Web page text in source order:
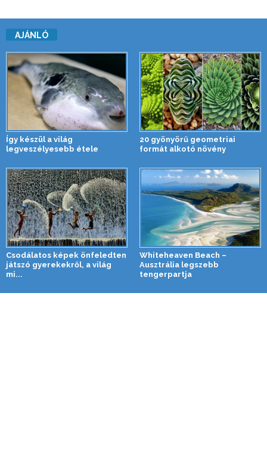
AJÁNLÓ
Így készül a világ
legveszélyesebb étele
20 gyönyörű geometriai
formát alkotó növény
Csodálatos képek önfeledten
játszó gyerekekről, a világ
mi...
Whiteheaven Beach –
Ausztrália legszebb
tengerpartja